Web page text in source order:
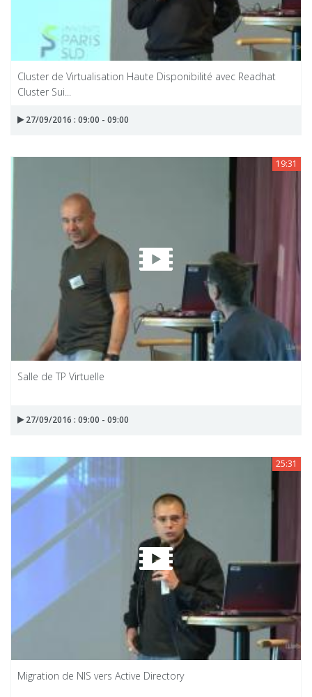
Cluster de Virtualisation Haute Disponibilité avec Readhat
Cluster Sui...
27/09/2016 : 09:00 - 09:00
19:31
Salle de TP Virtuelle
27/09/2016 : 09:00 - 09:00
25:31
Migration de NIS vers Active Directory